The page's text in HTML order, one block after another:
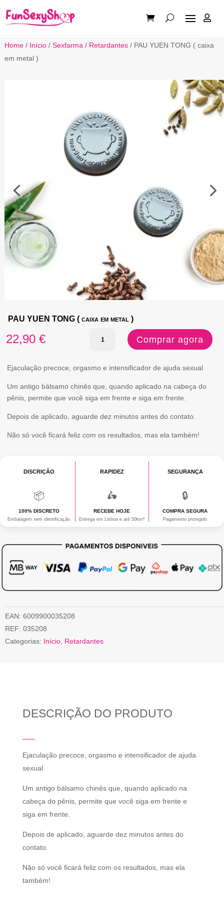

Home/ Início/ Sexfarma / Retardantes/ PAU YUEN TONG ( caixa
em metal )
PAU YUEN TONG ( caixa em metal )
22,90 €
Quantidade
PAU
YUEN
TONG
(
Comprar agora
Ejaculação precoce, orgasmo e intensificador de ajuda sexual
Um antigo bálsamo chinês que, quando aplicado na cabeça do
pênis, permite que você siga em frente e siga em frente.
Depois de aplicado, aguarde dez minutos antes do contato.
Não só você ficará feliz com os resultados, mas ela também!
DISCRIÇÃO
📦
100% DISCRETO
Embalagem sem identificação
RAPIDEZ
🛵
RECEBE HOJE
Entrega em Lisboa e até 50km*
SEGURANÇA
🔒
COMPRA SEGURA
Pagamento protegido
EAN: 6009900035208
REF: 035208
Categorias: Início Retardantes
DESCRIÇÃO DO PRODUTO
Ejaculação precoce, orgasmo e intensificador de ajuda
sexual
Um antigo bálsamo chinês que, quando aplicado na
cabeça do pênis, permite que você siga em frente e
siga em frente.
Depois de aplicado, aguarde dez minutos antes do
contato.
Não só você ficará feliz com os resultados, mas ela
também!